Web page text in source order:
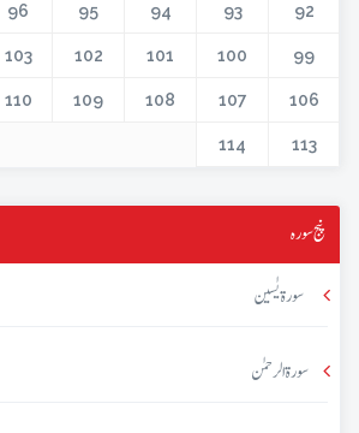
92
93
94
95
96
99
100
101
102
103
106
107
108
109
110
113
114
پنج سورہ
سورۃ یٰسین
سورۃ الرحمٰن